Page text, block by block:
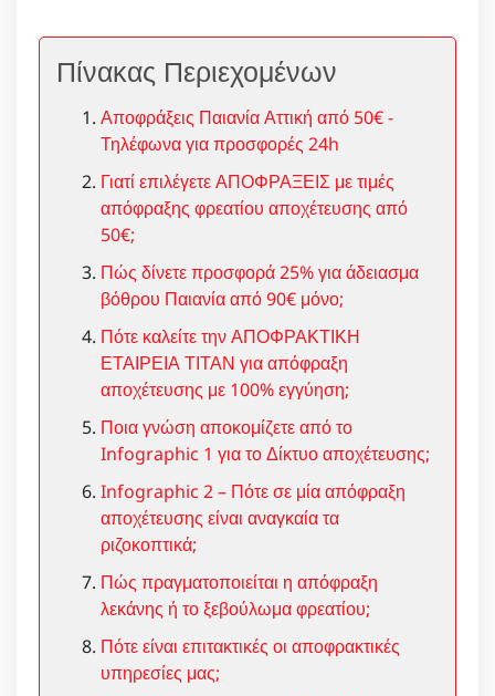
Πίνακας Περιεχομένων
Αποφράξεις Παιανία Αττική από 50€ -
Τηλέφωνα για προσφορές 24h
Γιατί επιλέγετε ΑΠΟΦΡΑΞΕΙΣ με τιμές
απόφραξης φρεατίου αποχέτευσης από
50€;
Πώς δίνετε προσφορά 25% για άδειασμα
βόθρου Παιανία από 90€ μόνο;
Πότε καλείτε την ΑΠΟΦΡΑΚΤΙΚΗ
ΕΤΑΙΡΕΙΑ ΤΙΤΑΝ για απόφραξη
αποχέτευσης με 100% εγγύηση;
Ποια γνώση αποκομίζετε από το
Infographic 1 για το Δίκτυο αποχέτευσης;
Infographic 2 – Πότε σε μία απόφραξη
αποχέτευσης είναι αναγκαία τα
ριζοκοπτικά;
Πώς πραγματοποιείται η απόφραξη
λεκάνης ή το ξεβούλωμα φρεατίου;
Πότε είναι επιτακτικές οι αποφρακτικές
υπηρεσίες μας;